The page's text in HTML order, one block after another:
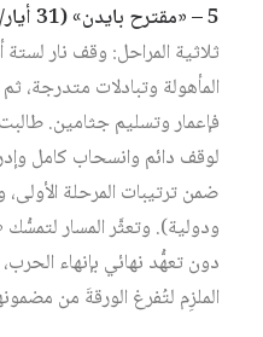
5 – «مقترح بايدن» (31 أيار/مايو 2024)
ثلاثية المراحل: وقف نار
المأهولة وتبادلات متدرجة،
فإعمار وتسليم جثامين.
لوقف دائم وانسحاب كامل
ضمن ترتيبات المرحلة
ودولية). وتعثَّر المسار
دون تعهُّد نهائي بإنهاء
الملزِم لتُفرغ الورقةَ من